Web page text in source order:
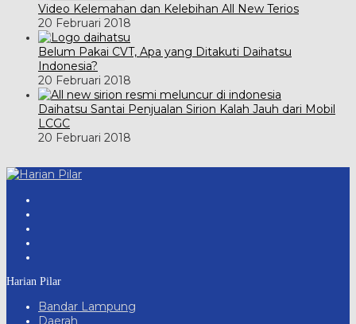
Video Kelemahan dan Kelebihan All New Terios
20 Februari 2018
Belum Pakai CVT, Apa yang Ditakuti Daihatsu
Indonesia?
20 Februari 2018
Daihatsu Santai Penjualan Sirion Kalah Jauh dari Mobil
LCGC
20 Februari 2018
Harian Pilar
Bandar Lampung
Daerah